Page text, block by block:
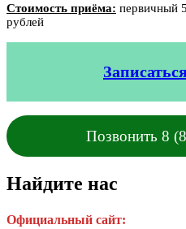
Стоимость приёма: первичный
рублей
Позвонить 8
Найдите нас
Официальный сайт: